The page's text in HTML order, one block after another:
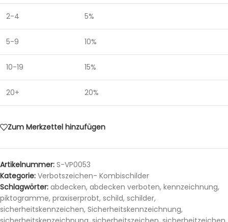
2-4 5%
5-9 10%
10-19 15%
20+ 20%
Zum Merkzettel hinzufügen
Artikelnummer: S-VP0053
Kategorie: Verbotszeichen- Kombischilder
Schlagwörter: abdecken, abdecken verboten, kennzeichnung,
piktogramme, praxiserprobt, schild, schilder,
sicherheitskennzeichen, Sicherheitskennzeichnung,